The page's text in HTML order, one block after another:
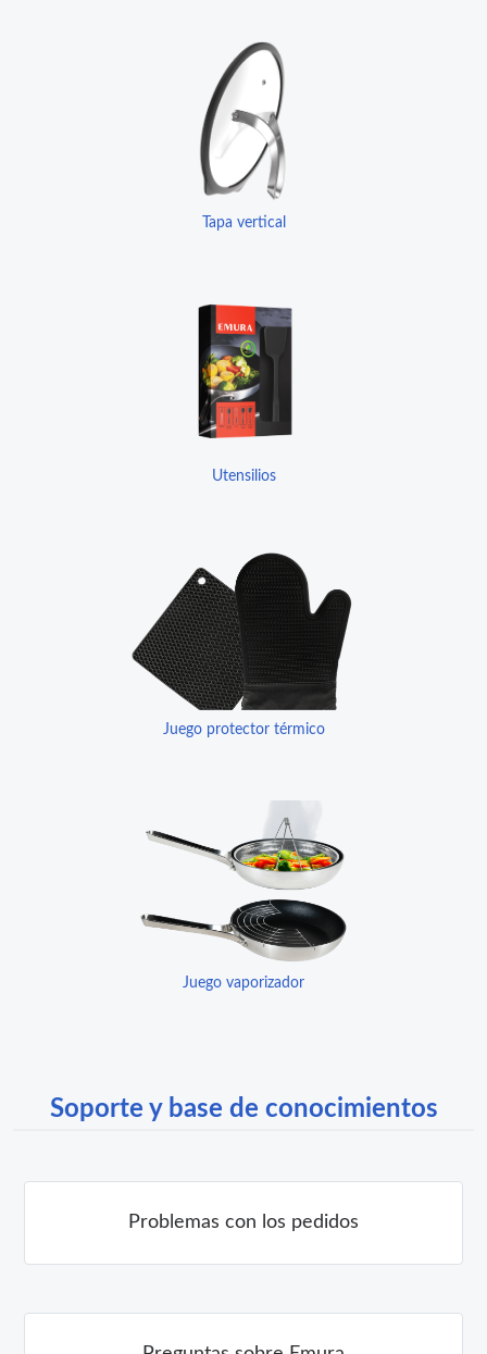
Tapa vertical
Utensilios
Juego protector térmico
Juego vaporizador
Soporte y base de conocimientos
Problemas con los pedidos